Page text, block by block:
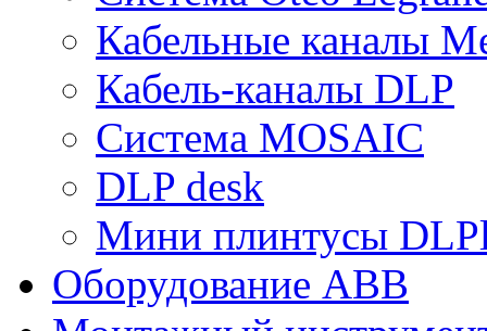
Кабельные каналы
Кабель-каналы DLP
Система MOSAIC
DLP desk
Мини плинтусы
Оборудование ABB